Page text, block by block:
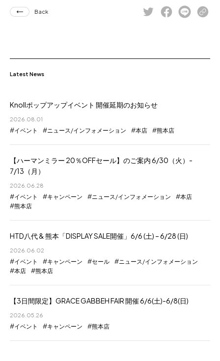
Back
Latest News
Knollポップアップイベント 開催延期のお知らせ
2026.08.01
イベント ニュース/インフォメーション 本店 熊本店
【ハーマンミラー 20％OFFセール】のご案内 6/30（火）-
7/13（月）
2026.06.28
イベント キャンペーン ニュース/インフォメーション
本店
熊本店
HTD八代 & 熊本「DISPLAY SALE開催」6/6 (土) – 6/28 (日)
2026.06.02
イベント キャンペーン セール
ニュース/インフォメーション
本店
熊本店
【3日間限定】GRACE GABBEH FAIR 開催 6/6(土)-6/8(日)
2026.05.26
イベント キャンペーン 熊本店